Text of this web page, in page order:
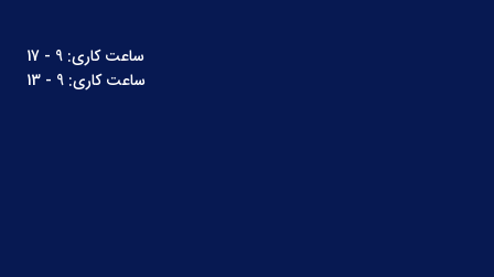
ساعت کاری: 9 - 17
ساعت کاری: 9 - 13